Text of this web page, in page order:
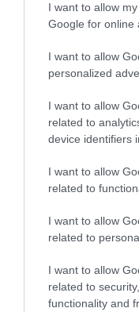
I want to allow
Google for online
I want to allow
personalized
I want to allow
related to
device identifiers
I want to allow
related to
I want to allow
related to
I want to allow
related to
functionality and
Μαριάννα
Φραγκούλη –
Το χιουμοριστικό